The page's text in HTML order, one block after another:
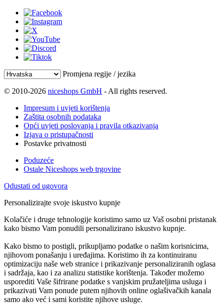
Promjena regije / jezika
© 2010-2026 niceshops GmbH - All rights reserved.
Impresum i uvjeti korištenja
Zaštita osobnih podataka
Opći uvjeti poslovanja i pravila otkazivanja
Izjava o pristupačnosti
Postavke privatnosti
Poduzeće
Ostale Niceshops web trgovine
Odustati od ugovora
Personalizirajte svoje iskustvo kupnje
Kolačiće i druge tehnologije koristimo samo uz Vaš osobni pristanak
kako bismo Vam ponudili personalizirano iskustvo kupnje.
Kako bismo to postigli, prikupljamo podatke o našim korisnicima,
njihovom ponašanju i uređajima. Koristimo ih za kontinuiranu
optimizaciju naše web stranice i prikazivanje personaliziranih oglasa
i sadržaja, kao i za analizu statistike korištenja. Također možemo
usporediti Vaše šifrirane podatke s vanjskim pružateljima usluga i
prikazivati Vam ponude putem njihovih online oglašivačkih kanala
samo ako već i sami koristite njihove usluge.